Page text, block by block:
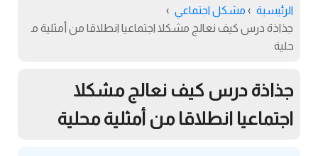
الرئيسية › مشكل اجتماعي ›
جذاذة درس كيف نعالج مشكلا اجتماعيا انطلاقا من أمثلية م
حلية
جذاذة درس كيف نعالج مشكلا
اجتماعيا انطلاقا من أمثلية محلية